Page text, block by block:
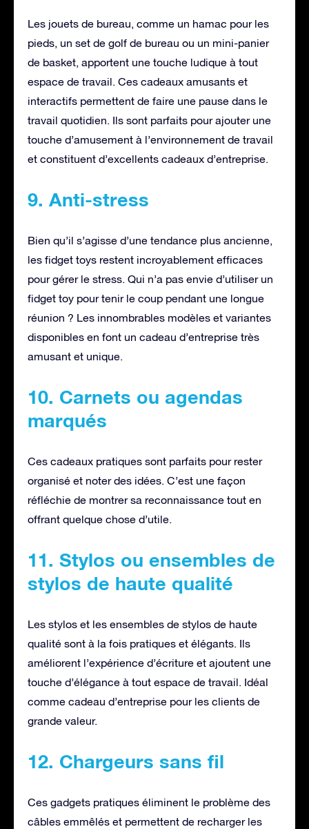
Les jouets de bureau, comme un hamac pour les
pieds, un set de golf de bureau ou un mini-panier
de basket, apportent une touche ludique à tout
espace de travail. Ces cadeaux amusants et
interactifs permettent de faire une pause dans le
travail quotidien. Ils sont parfaits pour ajouter une
touche d’amusement à l’environnement de travail
et constituent d’excellents cadeaux d’entreprise.
9. Anti-stress
Bien qu’il s’agisse d’une tendance plus ancienne,
les fidget toys restent incroyablement efficaces
pour gérer le stress. Qui n’a pas envie d’utiliser un
fidget toy pour tenir le coup pendant une longue
réunion ? Les innombrables modèles et variantes
disponibles en font un cadeau d’entreprise très
amusant et unique.
10. Carnets ou agendas
marqués
Ces cadeaux pratiques sont parfaits pour rester
organisé et noter des idées. C’est une façon
réfléchie de montrer sa reconnaissance tout en
offrant quelque chose d’utile.
11. Stylos ou ensembles de
stylos de haute qualité
Les stylos et les ensembles de stylos de haute
qualité sont à la fois pratiques et élégants. Ils
améliorent l’expérience d’écriture et ajoutent une
touche d’élégance à tout espace de travail. Idéal
comme cadeau d’entreprise pour les clients de
grande valeur.
12. Chargeurs sans fil
Ces gadgets pratiques éliminent le problème des
câbles emmêlés et permettent de recharger les